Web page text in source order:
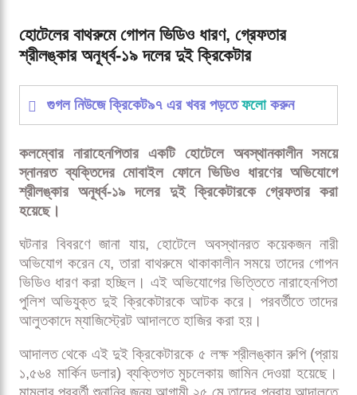
হোটেলের বাথরুমে গোপন ভিডিও ধারণ, গ্রেফতার
শ্রীলঙ্কার অনূর্ধ্ব-১৯ দলের দুই ক্রিকেটার
গুগল নিউজে ক্রিকেট৯৭ এর খবর পড়তেফলোকরুন
কলম্বোর নারাহেনপিতার একটি হোটেলে অবস্থানকালীন সময়ে
স্নানরত ব্যক্তিদের মোবাইল ফোনে ভিডিও ধারণের অভিযোগে
শ্রীলঙ্কার অনূর্ধ্ব-১৯ দলের দুই ক্রিকেটারকে গ্রেফতার করা
হয়েছে।
ঘটনার বিবরণে জানা যায়, হোটেলে অবস্থানরত কয়েকজন নারী
অভিযোগ করেন যে, তারা বাথরুমে থাকাকালীন সময়ে তাদের গোপন
ভিডিও ধারণ করা হচ্ছিল। এই অভিযোগের ভিত্তিতে নারাহেনপিতা
পুলিশ অভিযুক্ত দুই ক্রিকেটারকে আটক করে। পরবর্তীতে তাদের
আলুতকাদে ম্যাজিস্ট্রেট আদালতে হাজির করা হয়।
আদালত থেকে এই দুই ক্রিকেটারকে ৫ লক্ষ শ্রীলঙ্কান রুপি (প্রায়
১,৫৬৪ মার্কিন ডলার) ব্যক্তিগত মুচলেকায় জামিন দেওয়া হয়েছে।